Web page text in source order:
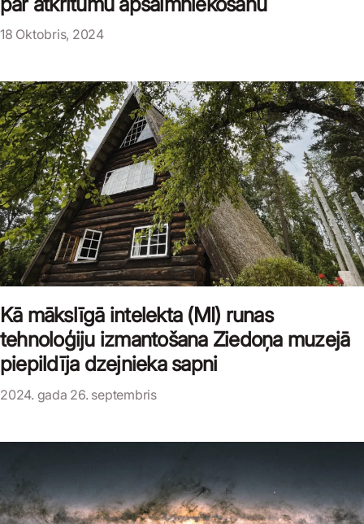
18 Oktobris, 2024
Kā mākslīgā intelekta (MI) runas
tehnoloģiju izmantošana Ziedoņa muzejā
piepildīja dzejnieka sapni
2024. gada 26. septembris